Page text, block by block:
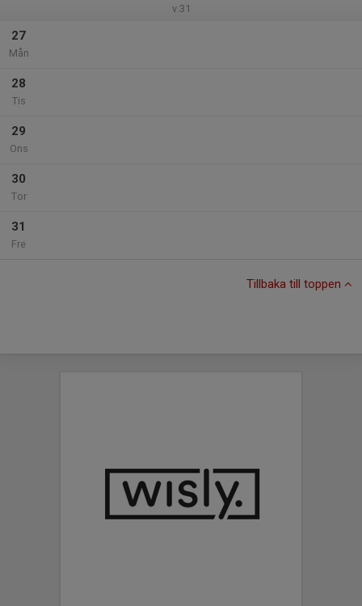
v.31
27
Mån
28
Tis
29
Ons
30
Tor
31
Fre
Tillbaka till toppen